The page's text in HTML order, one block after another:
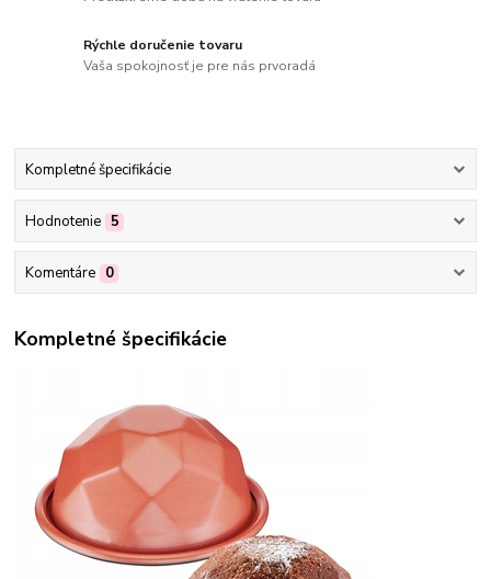
Rýchle doručenie tovaru
Vaša spokojnosť je pre nás prvoradá
Kompletné špecifikácie
Hodnotenie 5
Komentáre 0
Kompletné špecifikácie